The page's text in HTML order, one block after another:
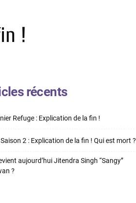
!
récents
Refuge : Explication de la fin !
2 : Explication de la fin ! Qui est mort ?
aujourd’hui Jitendra Singh “Sangy”
?